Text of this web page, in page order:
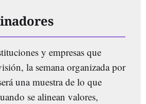
y empresas que
la semana organizada por
una muestra de lo que
se alinean valores,